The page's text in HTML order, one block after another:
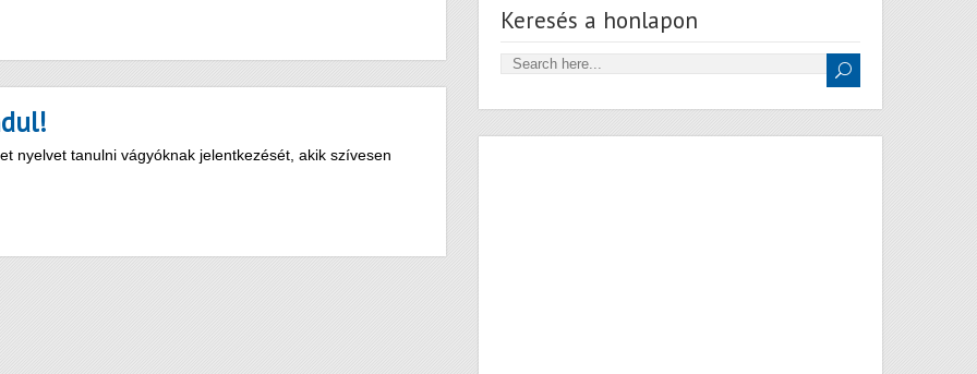
nyelvet tanulni vágyóknak jelentkezését, akik szívesen
Keresés a honlapon